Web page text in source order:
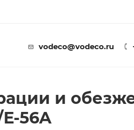
vodeco@vodeco.ru
и
56A